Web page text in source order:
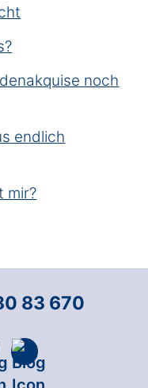
noch
endlich
mir?
83 670